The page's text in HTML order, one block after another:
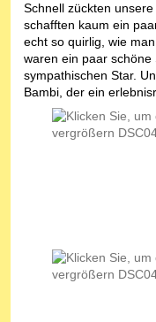
Schnell zückten
schafften kaum ein
echt so quirlig, wie
waren ein paar
sympathischen Star.
Bambi, der ein